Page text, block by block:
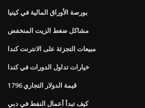
بورصة الأوراق المالية في كينيا
مشاكل ضغط الزيت المنخفض
مبيعات التجزئة على الانترنت كندا
خيارات تداول الدورات في كندا
قيمة الدولار التجاري 1796
كيف تبدأ أعمال النفط في دبي